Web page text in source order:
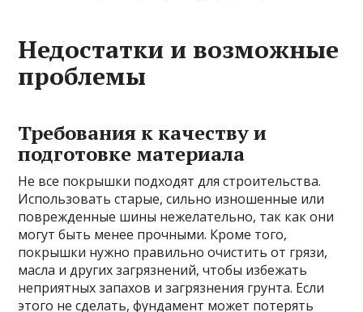
Недостатки и возможные
проблемы
Требования к качеству и
подготовке материала
Не все покрышки подходят для строительства.
Использовать старые, сильно изношенные или
поврежденные шины нежелательно, так как они
могут быть менее прочными. Кроме того,
покрышки нужно правильно очистить от грязи,
масла и других загрязнений, чтобы избежать
неприятных запахов и загрязнения грунта. Если
этого не сделать, фундамент может потерять